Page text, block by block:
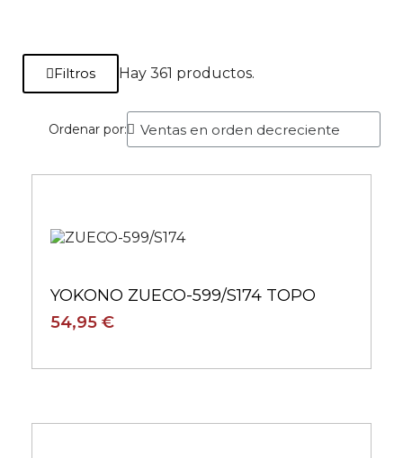
Filtros Hay 361 productos.
Ordenar por:
YOKONO ZUECO-599/S174 TOPO
54,95 €